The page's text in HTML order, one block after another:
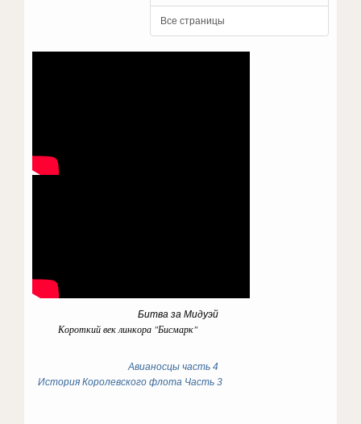
Все страницы
Битва за Мидуэй
Короткий век линкора "Бисмарк"
Авианосцы часть 4
История Королевского флота Часть 3